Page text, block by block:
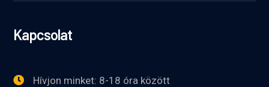
Kapcsolat
Hívjon minket: 8-18 óra között